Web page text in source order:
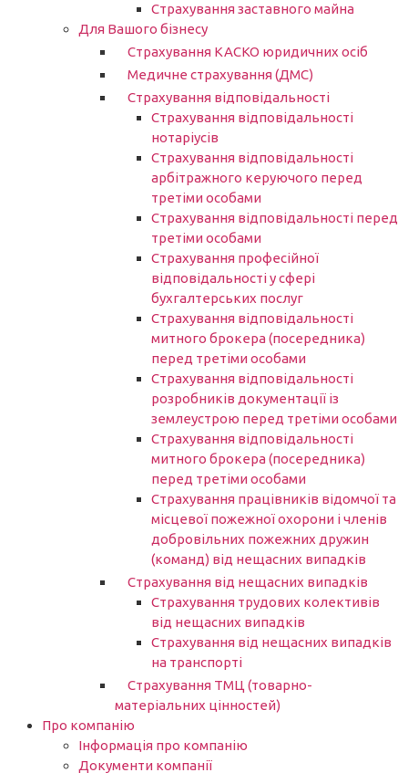
Страхування заставного майна
Для Вашого бізнесу
Страхування КАСКО юридичних осіб
Медичне страхування (ДМС)
Страхування відповідальності
Страхування відповідальності
нотаріусів
Cтрахування відповідальності
арбітражного керуючого перед
третіми особами
Страхування відповідальності перед
третіми особами
Страхування професійної
відповідальності у сфері
бухгалтерських послуг
Страхування відповідальності
митного брокера (посередника)
перед третіми особами
Страхування відповідальності
розробників документації із
землеустрою перед третіми особами
Страхування відповідальності
митного брокера (посередника)
перед третіми особами
Страхування працівників відомчої та
місцевої пожежної охорони і членів
добровільних пожежних дружин
(команд) від нещасних випадків
Страхування від нещасних випадків
Страхування трудових колективів
від нещасних випадків
Страхування від нещасних випадків
на транспорті
Страхування ТМЦ (товарно-
матеріальних цінностей)
Про компанію
Інформація про компанію
Документи компанії